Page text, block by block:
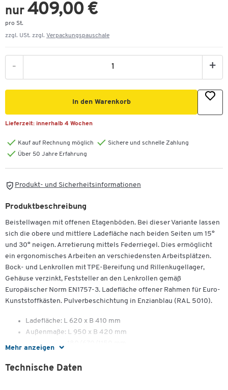
nur 409,00 €
pro St.
zzgl. USt. zzgl. Verpackungspauschale
- +
In den Warenkorb
Lieferzeit: innerhalb 4 Wochen
Kauf auf Rechnung möglich
Sichere und schnelle Zahlung
Über 50 Jahre Erfahrung
Produkt- und Sicherheitsinformationen
Mehr anzeigen
Produktbeschreibung
Beistellwagen mit offenen Etagenböden. Bei dieser Variante lassen
sich die obere und mittlere Ladefläche nach beiden Seiten um 15°
und 30° neigen. Arretierung mittels Federriegel. Dies ermöglicht
ein ergonomisches Arbeiten an verschiedensten Arbeitsplätzen.
Bock- und Lenkrollen mit TPE-Bereifung und Rillenkugellager,
Gehäuse verzinkt, Feststeller an den Lenkrollen gemäß
Europäischer Norm EN1757-3. Ladefläche offener Rahmen für Euro-
Kunststoffkästen. Pulverbeschichtung in Enzianblau (RAL 5010).
Ladefläche: L 620 x B 410 mm
Außenmaße: L 950 x B 420 mm
Etagenhöhe: 180/670/1150 mm
Tragkraft: 200 kg
Technische Daten